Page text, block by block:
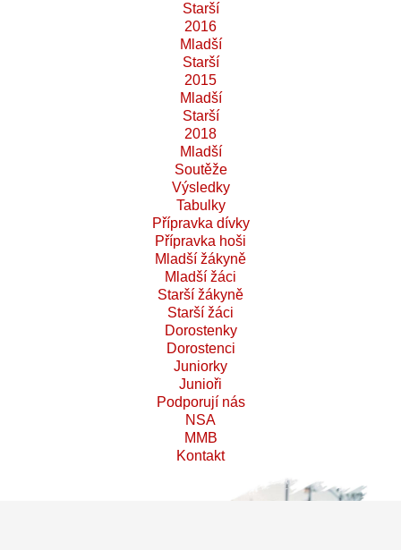
Starší
2016
Mladší
Starší
2015
Mladší
Starší
2018
Mladší
Soutěže
Výsledky
Tabulky
Přípravka dívky
Přípravka hoši
Mladší žákyně
Mladší žáci
Starší žákyně
Starší žáci
Dorostenky
Dorostenci
Juniorky
Junioři
Podporují nás
NSA
MMB
Kontakt